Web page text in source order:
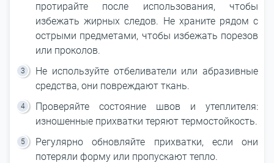
протирайте после использования, чтобы
избежать жирных следов. Не храните рядом с
острыми предметами, чтобы избежать порезов
или проколов.
Не используйте отбеливатели или абразивные
средства, они повреждают ткань.
Проверяйте состояние швов и утеплителя:
изношенные прихватки теряют термостойкость.
Регулярно обновляйте прихватки, если они
потеряли форму или пропускают тепло.